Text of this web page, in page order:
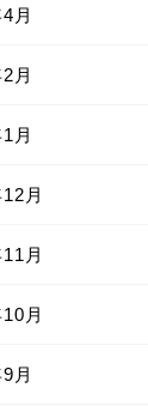
月
月
月
月
月
月
月